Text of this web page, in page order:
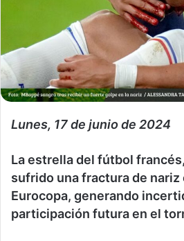
Lunes, 17 de junio de 2024
La estrella del fútbol
sufrido una fractura de nariz
Eurocopa, generando
participación futura en el